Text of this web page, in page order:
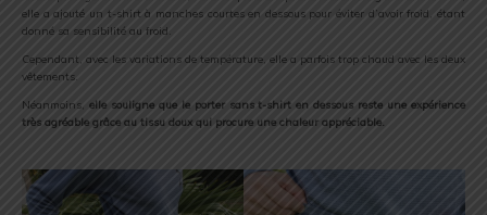
elle a ajouté un t-shirt à manches courtes en dessous pour éviter d’avoir froid, étant
donné sa sensibilité au froid.
Cependant, avec les variations de température, elle a parfois trop chaud avec les deux
vêtements.
Néanmoins, elle souligne que le porter sans t-shirt en dessous reste une expérience
très agréable grâce au tissu doux qui procure une chaleur appréciable.